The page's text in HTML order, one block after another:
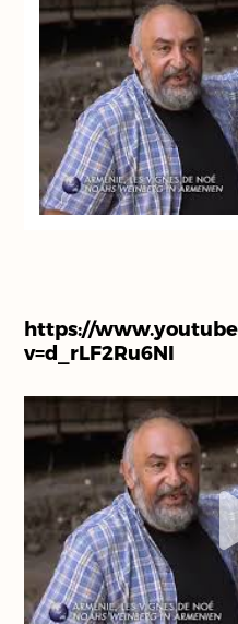
https://
v=d_rLF2Ru6NI